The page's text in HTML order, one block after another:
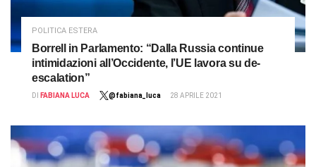
POLITICA ESTERA
Borrell in Parlamento: “Dalla Russia continue
intimidazioni all’Occidente, l’UE lavora su de-
escalation”
DI FABIANA LUCA @fabiana_luca 28 APRILE 2021